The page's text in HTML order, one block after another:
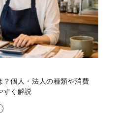
？個人・法人の種類や消費
すく解説